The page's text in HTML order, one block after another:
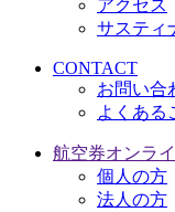
アクセス
サスティ
CONTACT
お問い合
よくある
航空券オンラ
個人の方
法人の方